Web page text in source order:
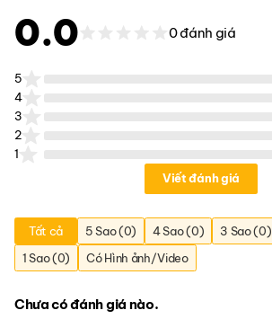
0.0 0 đánh giá
5
4
3
2
1
Viết đánh giá
Tất cả 5 Sao (0) 4 Sao (0) 3 Sao (0)
1 Sao (0)
Có Hình ảnh/Video
Chưa có đánh giá nào.